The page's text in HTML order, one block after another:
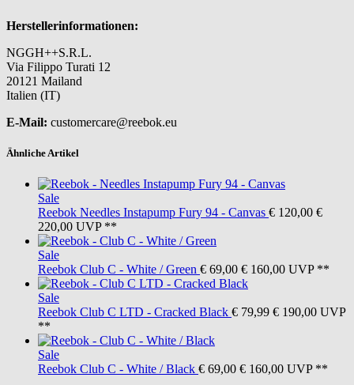
Herstellerinformationen:
NGGH++S.R.L.
Via Filippo Turati 12
20121 Mailand
Italien (IT)
E-Mail: customercare@reebok.eu
Ähnliche Artikel
Sale
Reebok Needles Instapump Fury 94 - Canvas € 120,00 €
220,00 UVP **
Sale
Reebok Club C - White / Green € 69,00 € 160,00 UVP **
Sale
Reebok Club C LTD - Cracked Black € 79,99 € 190,00 UVP
**
Sale
Reebok Club C - White / Black € 69,00 € 160,00 UVP **